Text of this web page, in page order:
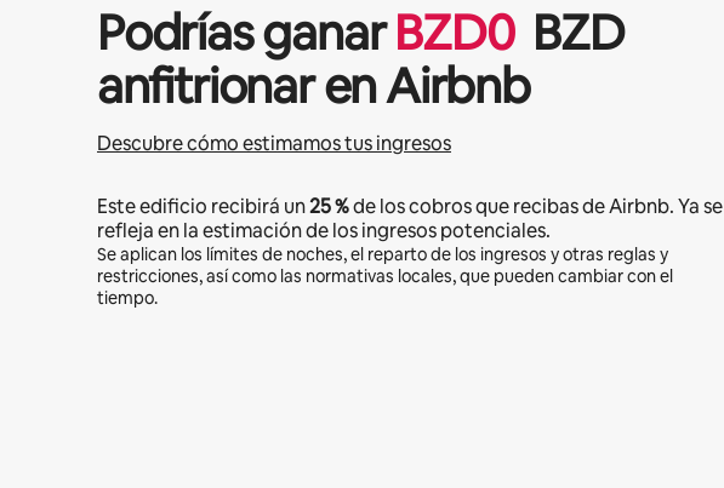
Podrías ganar BZD0 BZD
anfitrionar en Airbnb
Descubre cómo estimamos tus ingresos
Este edificio recibirá un25 %de los cobros que recibas de Airbnb. Ya se
refleja en la estimación de los ingresos potenciales.
Se aplican los límites de noches, el reparto de los ingresos y otras reglas y
restricciones, así como las normativas locales, que pueden cambiar con el
tiempo.